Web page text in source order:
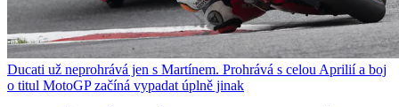
Ducati už neprohrává jen s Martínem. Prohrává s celou Aprilií a boj
o titul MotoGP začíná vypadat úplně jinak